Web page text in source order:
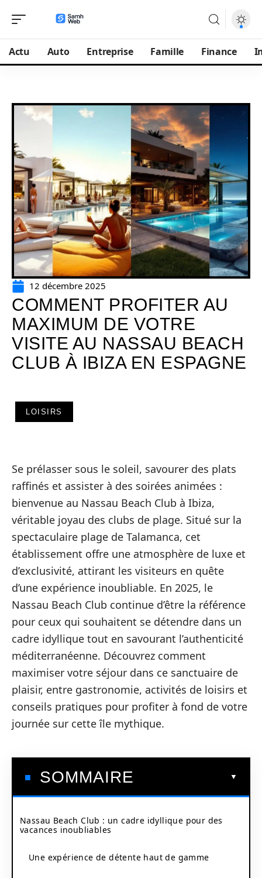
Actu Auto Entreprise Famille Finance
12 décembre 2025
COMMENT PROFITER AU
MAXIMUM DE VOTRE
VISITE AU NASSAU BEACH
CLUB À IBIZA EN ESPAGNE
LOISIRS
Se prélasser sous le soleil, savourer des plats
raffinés et assister à des soirées animées :
bienvenue au Nassau Beach Club à Ibiza,
véritable joyau des clubs de plage. Situé sur la
spectaculaire plage de Talamanca, cet
établissement offre une atmosphère de luxe et
d’exclusivité, attirant les visiteurs en quête
d’une expérience inoubliable. En 2025, le
Nassau Beach Club continue d’être la référence
pour ceux qui souhaitent se détendre dans un
cadre idyllique tout en savourant l’authenticité
méditerranéenne. Découvrez comment
maximiser votre séjour dans ce sanctuaire de
plaisir, entre gastronomie, activités de loisirs et
conseils pratiques pour profiter à fond de votre
journée sur cette île mythique.
SOMMAIRE
Nassau Beach Club : un cadre idyllique pour des
vacances inoubliables
Une expérience de détente haut de gamme